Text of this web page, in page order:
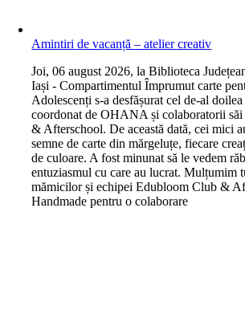
Amintiri de vacanță – atelier creativ
Joi, 06 august 2026, la Biblioteca
Iași - Compartimentul Împrumut carte
Adolescenți s-a desfășurat cel de-al
coordonat de OHANA și colaboratorii
& Afterschool. De această dată, cei mici
semne de carte din mărgeluțe, fiecare
de culoare. A fost minunat să le vedem
entuziasmul cu care au lucrat. Mulțumim
mămicilor și echipei Edubloom Club &
Handmade pentru o colaborare